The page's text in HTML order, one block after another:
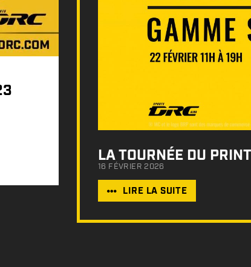
LA TOURNÉE DU
16 FÉVRIER 2026
LIRE LA SUITE